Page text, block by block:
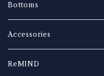
Bottoms
Accessories
ReMIND